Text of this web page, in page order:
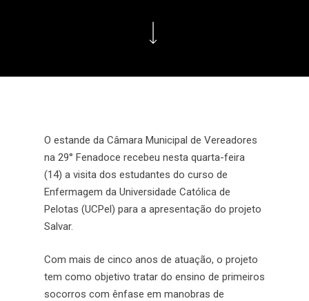
O estande da Câmara Municipal de Vereadores
na 29° Fenadoce recebeu nesta quarta-feira
(14) a visita dos estudantes do curso de
Enfermagem da Universidade Católica de
Pelotas (UCPel) para a apresentação do projeto
Salvar.
Com mais de cinco anos de atuação, o projeto
tem como objetivo tratar do ensino de primeiros
socorros com ênfase em manobras de